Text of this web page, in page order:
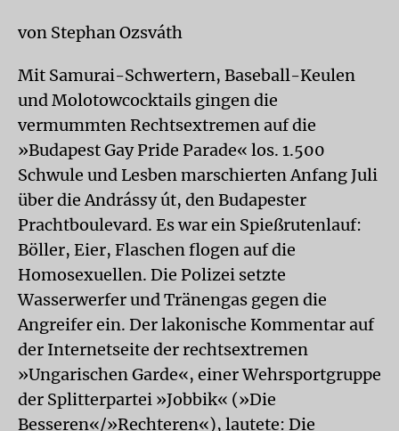
von Stephan Ozsváth
Mit Samurai-Schwertern, Baseball-Keulen
und Molotowcocktails gingen die
vermummten Rechtsextremen auf die
»Budapest Gay Pride Parade« los. 1.500
Schwule und Lesben marschierten Anfang Juli
über die Andrássy út, den Budapester
Prachtboulevard. Es war ein Spießrutenlauf:
Böller, Eier, Flaschen flogen auf die
Homosexuellen. Die Polizei setzte
Wasserwerfer und Tränengas gegen die
Angreifer ein. Der lakonische Kommentar auf
der Internetseite der rechtsextremen
»Ungarischen Garde«, einer Wehrsportgruppe
der Splitterpartei »Jobbik« (»Die
Besseren«/»Rechteren«), lautete: Die